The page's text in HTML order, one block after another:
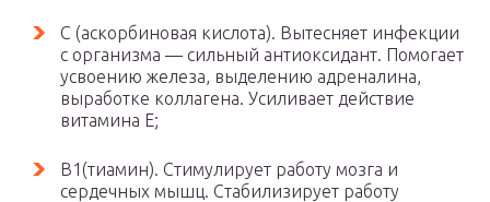
С (аскорбиновая кислота). Вытесняет инфекции
с организма — сильный антиоксидант. Помогает
усвоению железа, выделению адреналина,
выработке коллагена. Усиливает действие
витамина Е;
В1(тиамин). Стимулирует работу мозга и
сердечных мышц. Стабилизирует работу